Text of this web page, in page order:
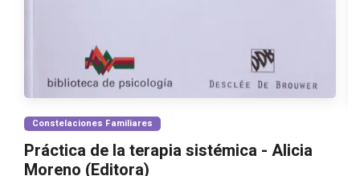
Constelaciones Familiares
Práctica de la terapia sistémica - Alicia
Moreno (Editora)